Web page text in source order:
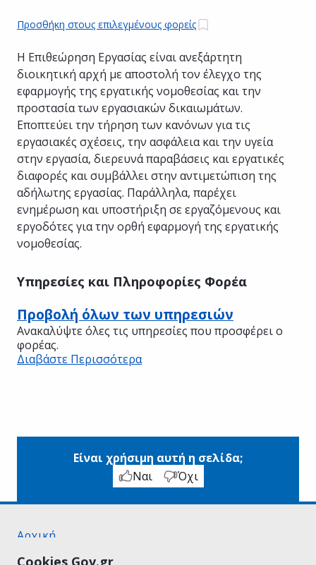
Cookies Gov.gr
Προσθήκη στους επιλεγμένους φορείς
Η Επιθεώρηση Εργασίας είναι ανεξάρτητη
διοικητική αρχή με αποστολή τον έλεγχο της
εφαρμογής της εργατικής νομοθεσίας και την
προστασία των εργασιακών δικαιωμάτων.
Εποπτεύει την τήρηση των κανόνων για τις
εργασιακές σχέσεις, την ασφάλεια και την υγεία
στην εργασία, διερευνά παραβάσεις και εργατικές
διαφορές και συμβάλλει στην αντιμετώπιση της
αδήλωτης εργασίας. Παράλληλα, παρέχει
ενημέρωση και υποστήριξη σε εργαζόμενους και
εργοδότες για την ορθή εφαρμογή της εργατικής
νομοθεσίας.
Υπηρεσίες και Πληροφορίες Φορέα
Προβολή όλων των υπηρεσιών
Ανακαλύψτε όλες τις υπηρεσίες που προσφέρει ο
φορέας.
Διαβάστε Περισσότερα
Είναι χρήσιμη αυτή η σελίδα;
Ναι
Όχι
Αρχική